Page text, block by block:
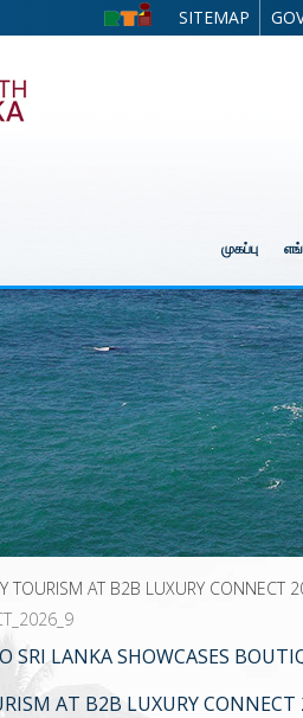
SITEMAP
முகப்பு
TOURISM AT B2B LUXURY CONNECT
SRI LANKA SHOWCASES
AT B2B LUXURY CONNECT